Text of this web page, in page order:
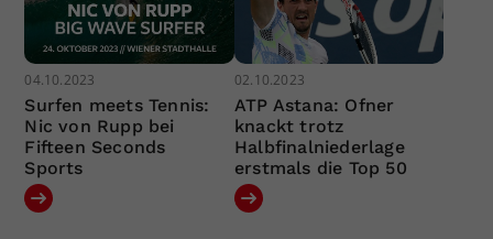
04.10.2023
Surfen meets Tennis:
Nic von Rupp bei
Fifteen Seconds
Sports
02.10.2023
ATP Astana: Ofner
knackt trotz
Halbfinalniederlage
erstmals die Top 50